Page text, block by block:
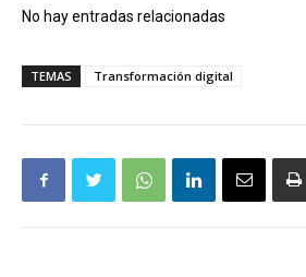
No hay entradas relacionadas
TEMAS Transformación digital